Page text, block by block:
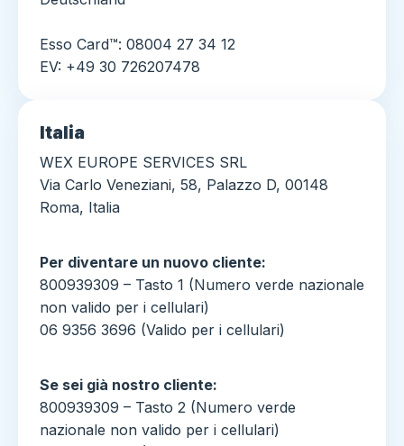
Esso Card™: 08004 27 34 12
EV: +49 30 726207478
Italia
WEX EUROPE SERVICES SRL
Via Carlo Veneziani, 58, Palazzo D, 00148
Roma, Italia
Per diventare un nuovo cliente:
800939309 – Tasto 1 (Numero verde nazionale
non valido per i cellulari)
06 9356 3696 (Valido per i cellulari)
Se sei già nostro cliente:
800939309 – Tasto 2 (Numero verde
nazionale non valido per i cellulari)